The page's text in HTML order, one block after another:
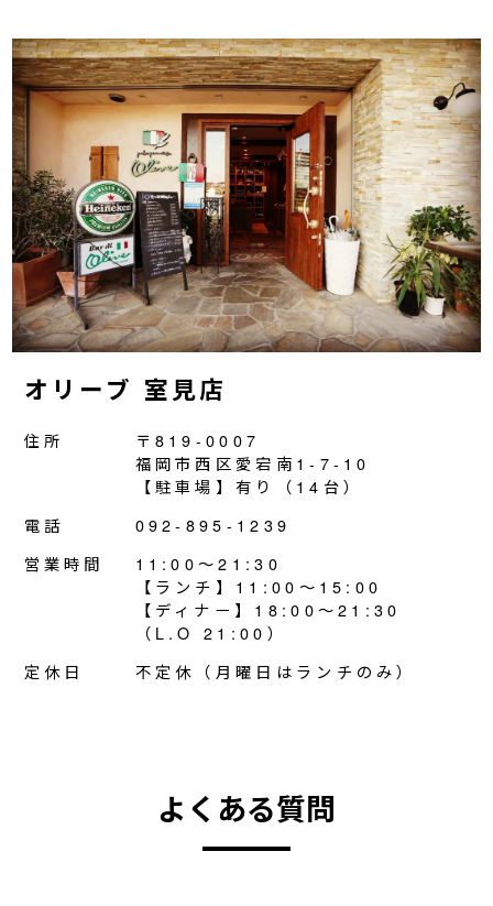
オリーブ 室見店
住所
〒819-0007
福岡市西区愛宕南1-7-10
【駐車場】有り（14台）
電話
092-895-1239
営業時間
11:00～21:30
【ランチ】11:00～15:00
【ディナー】18:00～21:30
（L.O 21:00）
定休日
不定休（月曜日はランチのみ）
よくある質問